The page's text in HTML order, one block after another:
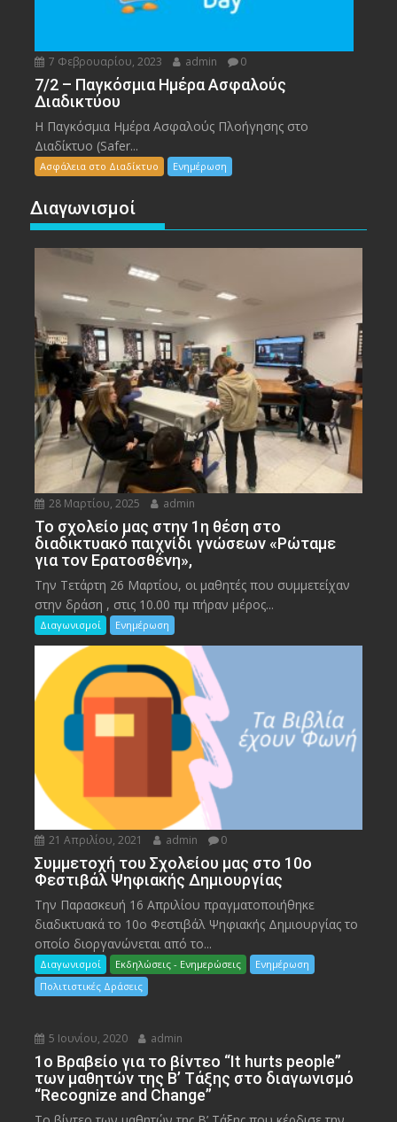
7 Φεβρουαρίου, 2023 admin 0
7/2 – Παγκόσμια Ημέρα Ασφαλούς
Διαδικτύου
Η Παγκόσμια Ημέρα Ασφαλούς Πλοήγησης στο
Διαδίκτυο (Safer...
Ασφάλεια στο Διαδίκτυο Ενημέρωση
Διαγωνισμοί
28 Μαρτίου, 2025 admin
To σχολείο μας στην 1η θέση στο
διαδικτυακό παιχνίδι γνώσεων «Ρώταμε
για τον Ερατοσθένη»,
Την Τετάρτη 26 Μαρτίου, οι μαθητές που συμμετείχαν
στην δράση , στις 10.00 πμ πήραν μέρος...
Διαγωνισμοί Ενημέρωση
21 Απριλίου, 2021 admin 0
Συμμετοχή του Σχολείου μας στο 10ο
Φεστιβάλ Ψηφιακής Δημιουργίας
Την Παρασκευή 16 Απριλίου πραγματοποιήθηκε
διαδικτυακά το 10ο Φεστιβάλ Ψηφιακής Δημιουργίας το
οποίο διοργανώνεται από το...
Διαγωνισμοί Εκδηλώσεις - Ενημερώσεις
Ενημέρωση
Πολιτιστικές Δράσεις
5 Ιουνίου, 2020 admin
1ο Βραβείο για το βίντεο “It hurts people”
των μαθητών της Β’ Τάξης στο διαγωνισμό
“Recognize and Change”